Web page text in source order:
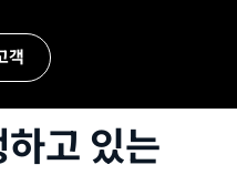
객
고 있는